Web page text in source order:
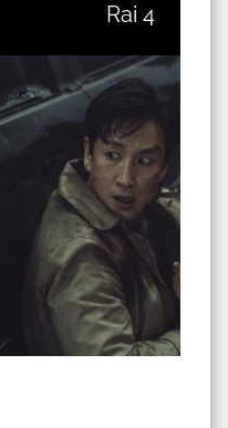
Rai 4